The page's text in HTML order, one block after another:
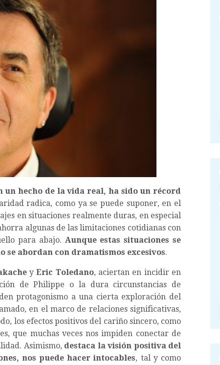
un hecho de la vida real, ha sido un récord
radica, como ya se puede suponer, en el
en situaciones realmente duras, en especial
algunas de las limitaciones cotidianas con
para abajo. Aunque estas situaciones se
se abordan con dramatismos excesivos.
y Eric Toledano, aciertan en incidir en
de Philippe o la dura circunstancias de
protagonismo a una cierta exploración del
en el marco de relaciones significativas,
los efectos positivos del cariño sincero, como
que muchas veces nos impiden conectar de
Asimismo, destaca la visión positiva del
nos puede hacer intocables, tal y como